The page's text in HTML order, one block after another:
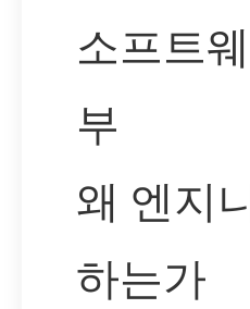
소프트
부
왜 엔지
하는가